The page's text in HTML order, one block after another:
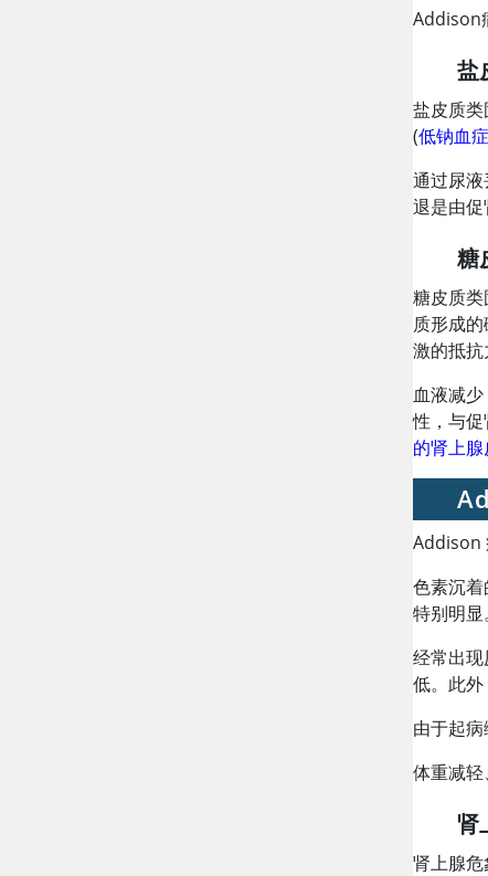
Addison
盐
盐皮质
(低钠血
通过尿
退是由
糖
糖皮质
质形成
激的抵
血液减少
性，与
的肾上
Addison
色素沉
特别明
经常出
低。此外
由于起
体重减
肾
肾上腺